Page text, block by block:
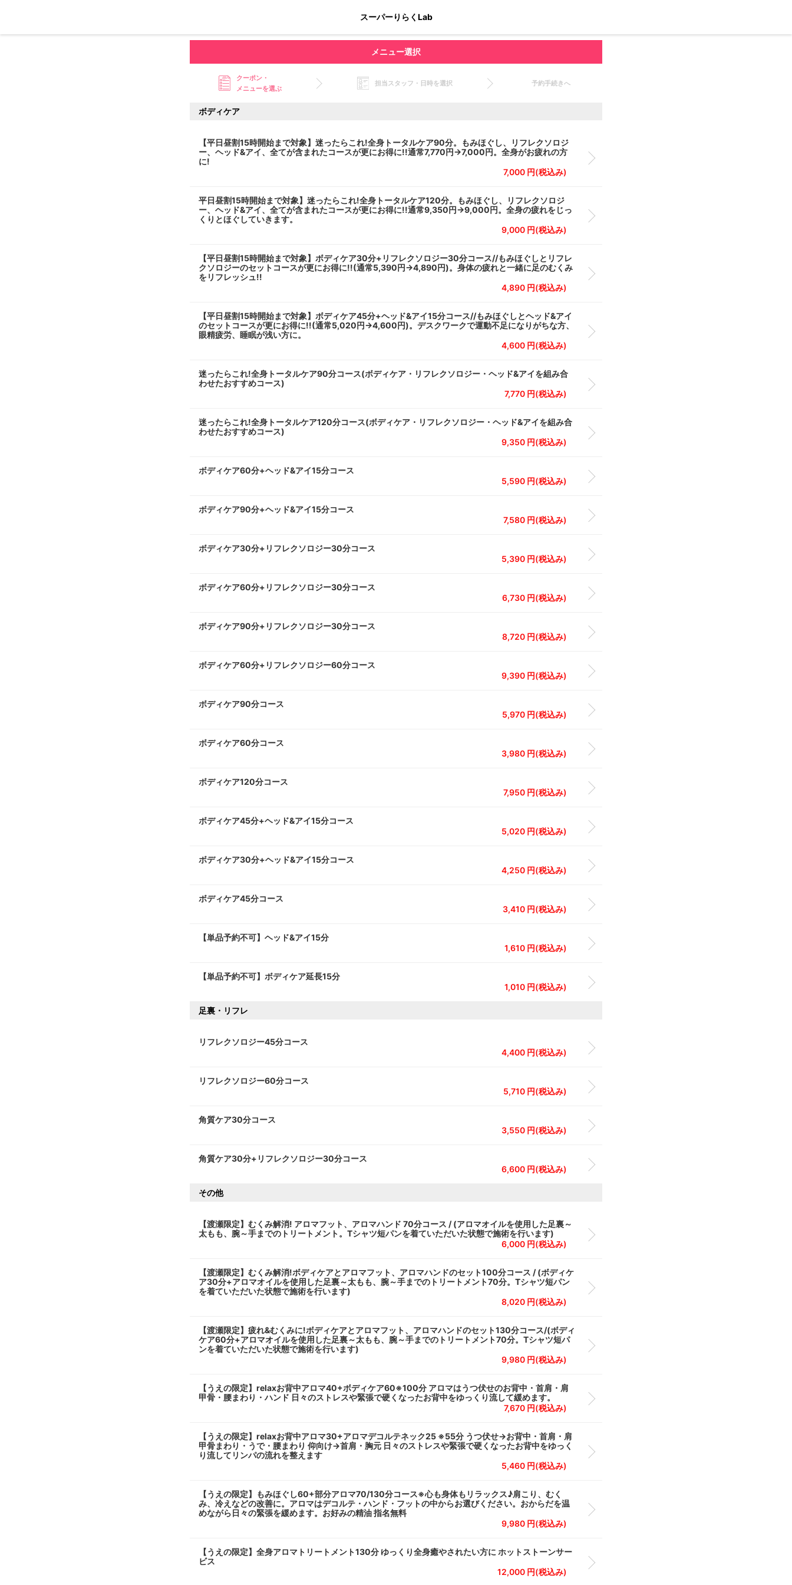
スーパーりらくLab
メニュー選択
クーポン・
メニューを選ぶ
担当スタッフ・日時を選択 予約手続きへ
ボディケア
【平日昼割15時開始まで対象】迷ったらこれ!全身トータルケア90分。もみほぐし、リフレクソロジ
ー、ヘッド&アイ、全てが含まれたコースが更にお得に!!通常7,770円→7,000円。全身がお疲れの方
に!
7,000 円(税込み)
平日昼割15時開始まで対象】迷ったらこれ!全身トータルケア120分。もみほぐし、リフレクソロジ
ー、ヘッド&アイ、全てが含まれたコースが更にお得に!!通常9,350円→9,000円。全身の疲れをじっ
くりとほぐしていきます。
9,000 円(税込み)
【平日昼割15時開始まで対象】ボディケア30分+リフレクソロジー30分コース//もみほぐしとリフレ
クソロジーのセットコースが更にお得に!!(通常5,390円→4,890円)。身体の疲れと一緒に足のむくみ
をリフレッシュ!!
4,890 円(税込み)
【平日昼割15時開始まで対象】ボディケア45分+ヘッド&アイ15分コース//もみほぐしとヘッド&アイ
のセットコースが更にお得に!!(通常5,020円→4,600円)。デスクワークで運動不足になりがちな方、
眼精疲労、睡眠が浅い方に。
4,600 円(税込み)
迷ったらこれ!全身トータルケア90分コース(ボディケア・リフレクソロジー・ヘッド&アイを組み合
わせたおすすめコース)
7,770 円(税込み)
迷ったらこれ!全身トータルケア120分コース(ボディケア・リフレクソロジー・ヘッド&アイを組み合
わせたおすすめコース)
9,350 円(税込み)
ボディケア60分+ヘッド&アイ15分コース
5,590 円(税込み)
ボディケア90分+ヘッド&アイ15分コース
7,580 円(税込み)
ボディケア30分+リフレクソロジー30分コース
5,390 円(税込み)
ボディケア60分+リフレクソロジー30分コース
6,730 円(税込み)
ボディケア90分+リフレクソロジー30分コース
8,720 円(税込み)
ボディケア60分+リフレクソロジー60分コース
9,390 円(税込み)
ボディケア90分コース
5,970 円(税込み)
ボディケア60分コース
3,980 円(税込み)
ボディケア120分コース
7,950 円(税込み)
ボディケア45分+ヘッド&アイ15分コース
5,020 円(税込み)
ボディケア30分+ヘッド&アイ15分コース
4,250 円(税込み)
ボディケア45分コース
3,410 円(税込み)
【単品予約不可】ヘッド&アイ15分
1,610 円(税込み)
【単品予約不可】ボディケア延長15分
1,010 円(税込み)
足裏・リフレ
リフレクソロジー45分コース
4,400 円(税込み)
リフレクソロジー60分コース
5,710 円(税込み)
角質ケア30分コース
3,550 円(税込み)
角質ケア30分+リフレクソロジー30分コース
6,600 円(税込み)
その他
【渡瀬限定】むくみ解消! アロマフット、アロマハンド 70分コース / (アロマオイルを使用した足裏～
太もも、腕～手までのトリートメント。Tシャツ短パンを着ていただいた状態で施術を行います)
6,000 円(税込み)
【渡瀬限定】むくみ解消!ボディケアとアロマフット、アロマハンドのセット100分コース / (ボディケ
ア30分+アロマオイルを使用した足裏～太もも、腕～手までのトリートメント70分。Tシャツ短パン
を着ていただいた状態で施術を行います)
8,020 円(税込み)
【渡瀬限定】疲れ&むくみに!ボディケアとアロマフット、アロマハンドのセット130分コース/(ボディ
ケア60分+アロマオイルを使用した足裏～太もも、腕～手までのトリートメント70分。Tシャツ短パ
ンを着ていただいた状態で施術を行います)
9,980 円(税込み)
【うえの限定】relaxお背中アロマ40+ボディケア60※100分 アロマはうつ伏せのお背中・首肩・肩
甲骨・腰まわり・ハンド 日々のストレスや緊張で硬くなったお背中をゆっくり流して緩めます。
7,670 円(税込み)
【うえの限定】relaxお背中アロマ30+アロマデコルテネック25 ※55分 うつ伏せ→お背中・首肩・肩
甲骨まわり・うで・腰まわり 仰向け→首肩・胸元 日々のストレスや緊張で硬くなったお背中をゆっく
り流してリンパの流れを整えます
5,460 円(税込み)
【うえの限定】もみほぐし60+部分アロマ70/130分コース※心も身体もリラックス♪肩こり、むく
み、冷えなどの改善に。アロマはデコルテ・ハンド・フットの中からお選びください。おからだを温
めながら日々の緊張を緩めます。お好みの精油 指名無料
9,980 円(税込み)
【うえの限定】全身アロマトリートメント130分 ゆっくり全身癒やされたい方に ホットストーンサー
ビス
12,000 円(税込み)